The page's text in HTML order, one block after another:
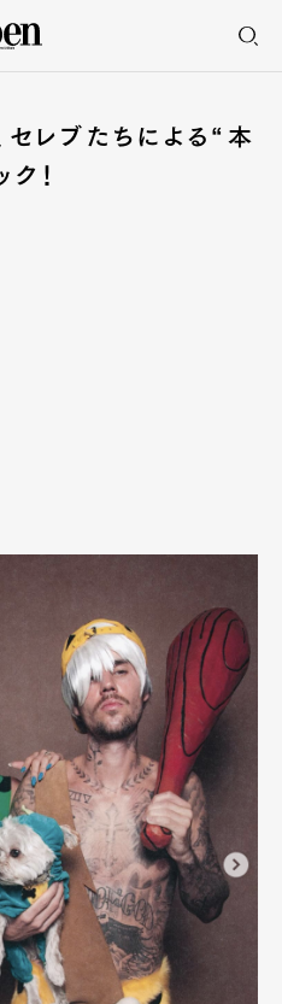
セレブたちによる“本
！